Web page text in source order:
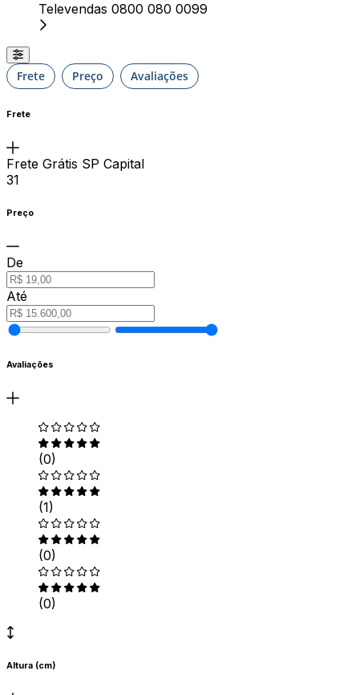
Televendas 0800 080 0099
Frete Preço Avaliações
Frete
Frete Grátis SP Capital
31
Preço
De
Até
Avaliações
(0)
(1)
(0)
(0)
Altura (cm)